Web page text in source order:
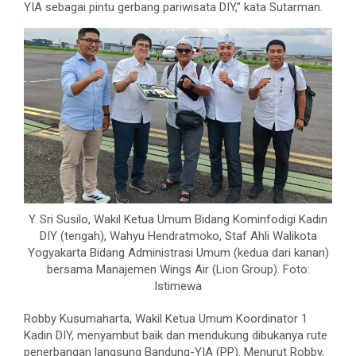
YIA sebagai pintu gerbang pariwisata DIY,” kata Sutarman.
Y. Sri Susilo, Wakil Ketua Umum Bidang Kominfodigi Kadin
DIY (tengah), Wahyu Hendratmoko, Staf Ahli Walikota
Yogyakarta Bidang Administrasi Umum (kedua dari kanan)
bersama Manajemen Wings Air (Lion Group). Foto:
Istimewa
Robby Kusumaharta, Wakil Ketua Umum Koordinator 1
Kadin DIY, menyambut baik dan mendukung dibukanya rute
penerbangan langsung Bandung-YIA (PP). Menurut Robby,